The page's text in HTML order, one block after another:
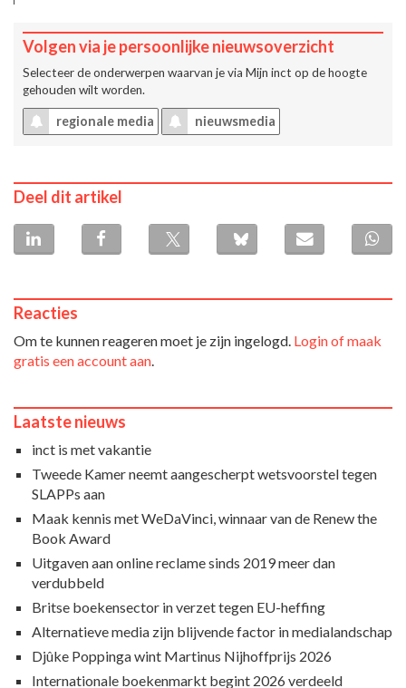
Volgen via je persoonlijke nieuwsoverzicht
Selecteer de onderwerpen waarvan je via Mijn inct op de hoogte
gehouden wilt worden.
regionale media nieuwsmedia
Deel dit artikel
Reacties
Om te kunnen reageren moet je zijn ingelogd. Login of maak
gratis een account aan
Laatste nieuws
inct is met vakantie
Tweede Kamer neemt aangescherpt wetsvoorstel tegen
SLAPPs aan
Maak kennis met WeDaVinci, winnaar van de Renew the
Book Award
Uitgaven aan online reclame sinds 2019 meer dan
verdubbeld
Britse boekensector in verzet tegen EU-heffing
Alternatieve media zijn blijvende factor in medialandschap
Djûke Poppinga wint Martinus Nijhoffprijs 2026
Internationale boekenmarkt begint 2026 verdeeld